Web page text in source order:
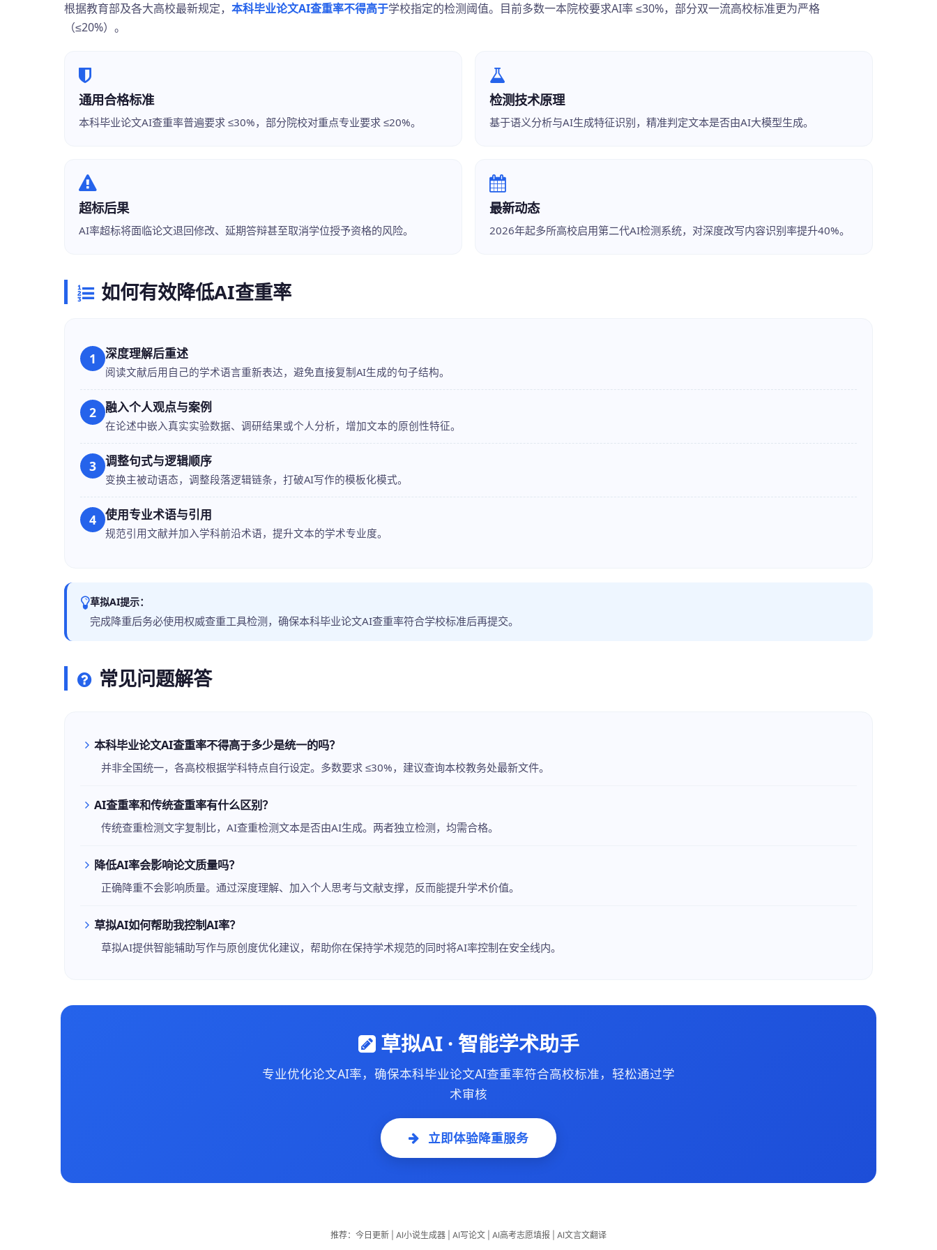
根据教育部及各大高校最新规定， 本科毕业论文AI查重率不得高于学校指定的检测阈值。目前多数一本院校要求AI率 ≤30%，部分双一流高校标准更为严格
（≤20%）。
通用合格标准
本科毕业论文AI查重率普遍要求 ≤30%，部分院校对重点专业要求 ≤20%。
检测技术原理
基于语义分析与AI生成特征识别，精准判定文本是否由AI大模型生成。
超标后果
AI率超标将面临论文退回修改、延期答辩甚至取消学位授予资格的风险。
最新动态
2026年起多所高校启用第二代AI检测系统，对深度改写内容识别率提升40%。
如何有效降低AI查重率
1 深度理解后重述
阅读文献后用自己的学术语言重新表达，避免直接复制AI生成的句子结构。
2 融入个人观点与案例
在论述中嵌入真实实验数据、调研结果或个人分析，增加文本的原创性特征。
3 调整句式与逻辑顺序
变换主被动语态，调整段落逻辑链条，打破AI写作的模板化模式。
4 使用专业术语与引用
规范引用文献并加入学科前沿术语，提升文本的学术专业度。
草拟AI提示：
完成降重后务必使用权威查重工具检测，确保本科毕业论文AI查重率符合学校标准后再提交。
常见问题解答
本科毕业论文AI查重率不得高于多少是统一的吗？
并非全国统一，各高校根据学科特点自行设定。多数要求 ≤30%，建议查询本校教务处最新文件。
AI查重率和传统查重率有什么区别？
传统查重检测文字复制比，AI查重检测文本是否由AI生成。两者独立检测，均需合格。
降低AI率会影响论文质量吗？
正确降重不会影响质量。通过深度理解、加入个人思考与文献支撑，反而能提升学术价值。
草拟AI如何帮助我控制AI率？
草拟AI提供智能辅助写作与原创度优化建议，帮助你在保持学术规范的同时将AI率控制在安全线内。
草拟AI · 智能学术助手
专业优化论文AI率，确保本科毕业论文AI查重率符合高校标准，轻松通过学
术审核
立即体验降重服务
推荐： 今日更新 AI小说生成器 AI写论文 AI高考志愿填报 AI文言文翻译